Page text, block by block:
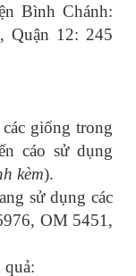
Bình Chánh:
Quận 12: 245
giống trong
cáo sử dụng
kèm).
sử dụng các
OM 5451,